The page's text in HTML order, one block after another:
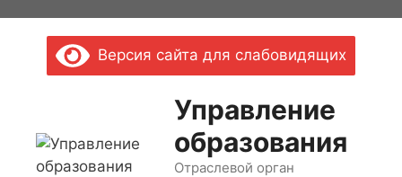
содержимомуВерсия сайта для слабовидящих
Управление
образования
Отраслевой орган